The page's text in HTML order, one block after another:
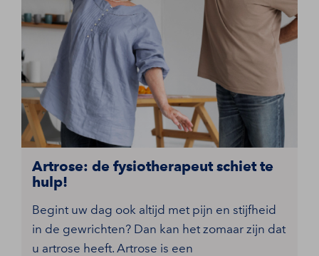
Artrose: de fysiotherapeut schiet te
hulp!
Begint uw dag ook altijd met pijn en stijfheid
in de gewrichten? Dan kan het zomaar zijn dat
u artrose heeft. Artrose is een